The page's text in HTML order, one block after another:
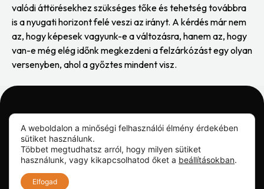
valódi áttörésekhez szükséges tőke és tehetség továbbra
is a nyugati horizont felé veszi az irányt. A kérdés már nem
az, hogy képesek vagyunk-e a változásra, hanem az, hogy
van-e még elég időnk megkezdeni a felzárkózást egy olyan
versenyben, ahol a győztes mindent visz.
Általános Szerződési
A weboldalon a minőségi felhasználói élmény érdekében
sütiket használunk.
Többet megtudhatsz arról, hogy milyen sütiket
használunk, vagy kikapcsolhatod őket a beállításokban.
Elfogad